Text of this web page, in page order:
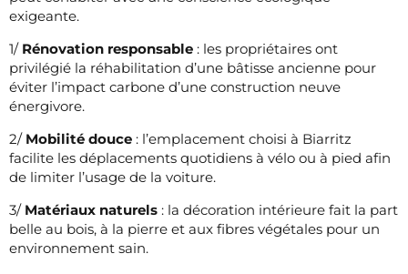
exigeante.
1/ Rénovation responsable : les propriétaires ont
privilégié la réhabilitation d’une bâtisse ancienne pour
éviter l’impact carbone d’une construction neuve
énergivore.
2/ Mobilité douce : l’emplacement choisi à Biarritz
facilite les déplacements quotidiens à vélo ou à pied afin
de limiter l’usage de la voiture.
3/ Matériaux naturels : la décoration intérieure fait la part
belle au bois, à la pierre et aux fibres végétales pour un
environnement sain.